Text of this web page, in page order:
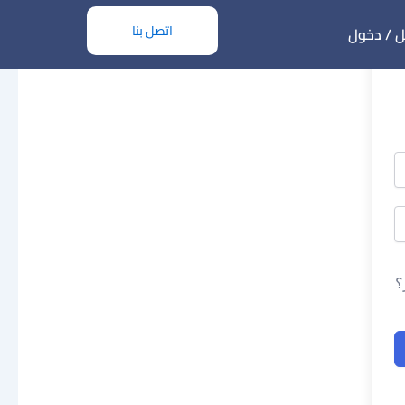
/ دخول اتصل بنا